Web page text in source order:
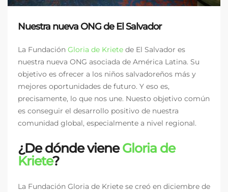
Nuestra nueva ONG de El Salvador
La Fundación Gloria de Kriete de El Salvador es
nuestra nueva ONG asociada de América Latina. Su
objetivo es ofrecer a los niños salvadoreños más y
mejores oportunidades de futuro. Y eso es,
precisamente, lo que nos une. Nuesto objetivo común
es conseguir el desarrollo positivo de nuestra
comunidad global, especialmente a nivel regional.
¿De dónde vieneGloria de
Kriete?
La Fundación Gloria de Kriete se creó en diciembre de